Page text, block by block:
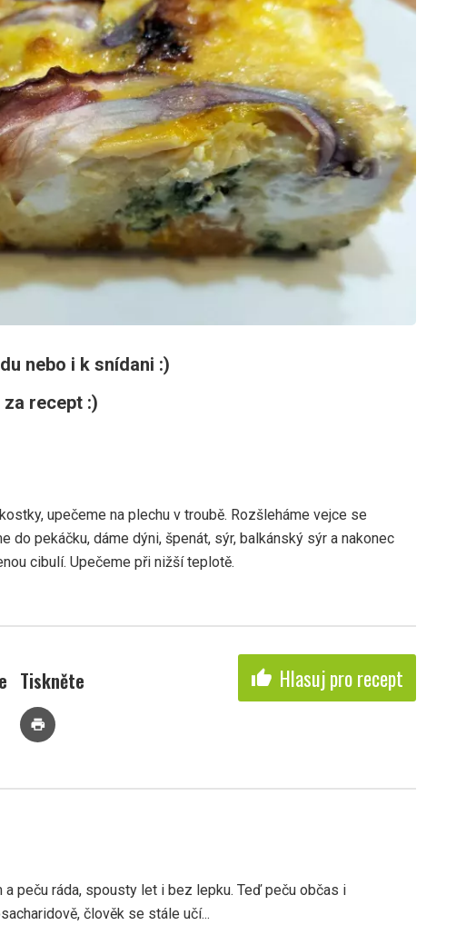
nebo i k snídani :)
recept :)
upečeme na plechu v troubě. Rozšleháme vejce se
do pekáčku, dáme dýni, špenát, sýr, balkánský sýr a nakonec
cibulí. Upečeme při nižší teplotě.
Tiskněte
print
thumb_up Hlasuj pro recept
a peču ráda, spousty let i bez lepku. Teď peču občas i
člověk se stále učí...